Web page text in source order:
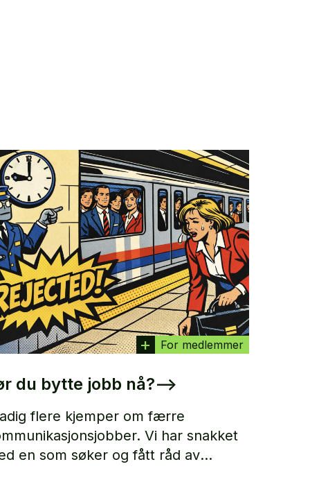
For medlemmer
du bytte jobb nå?–>
flere kjemper om færre
Vi har snakket
en som søker og fått råd av